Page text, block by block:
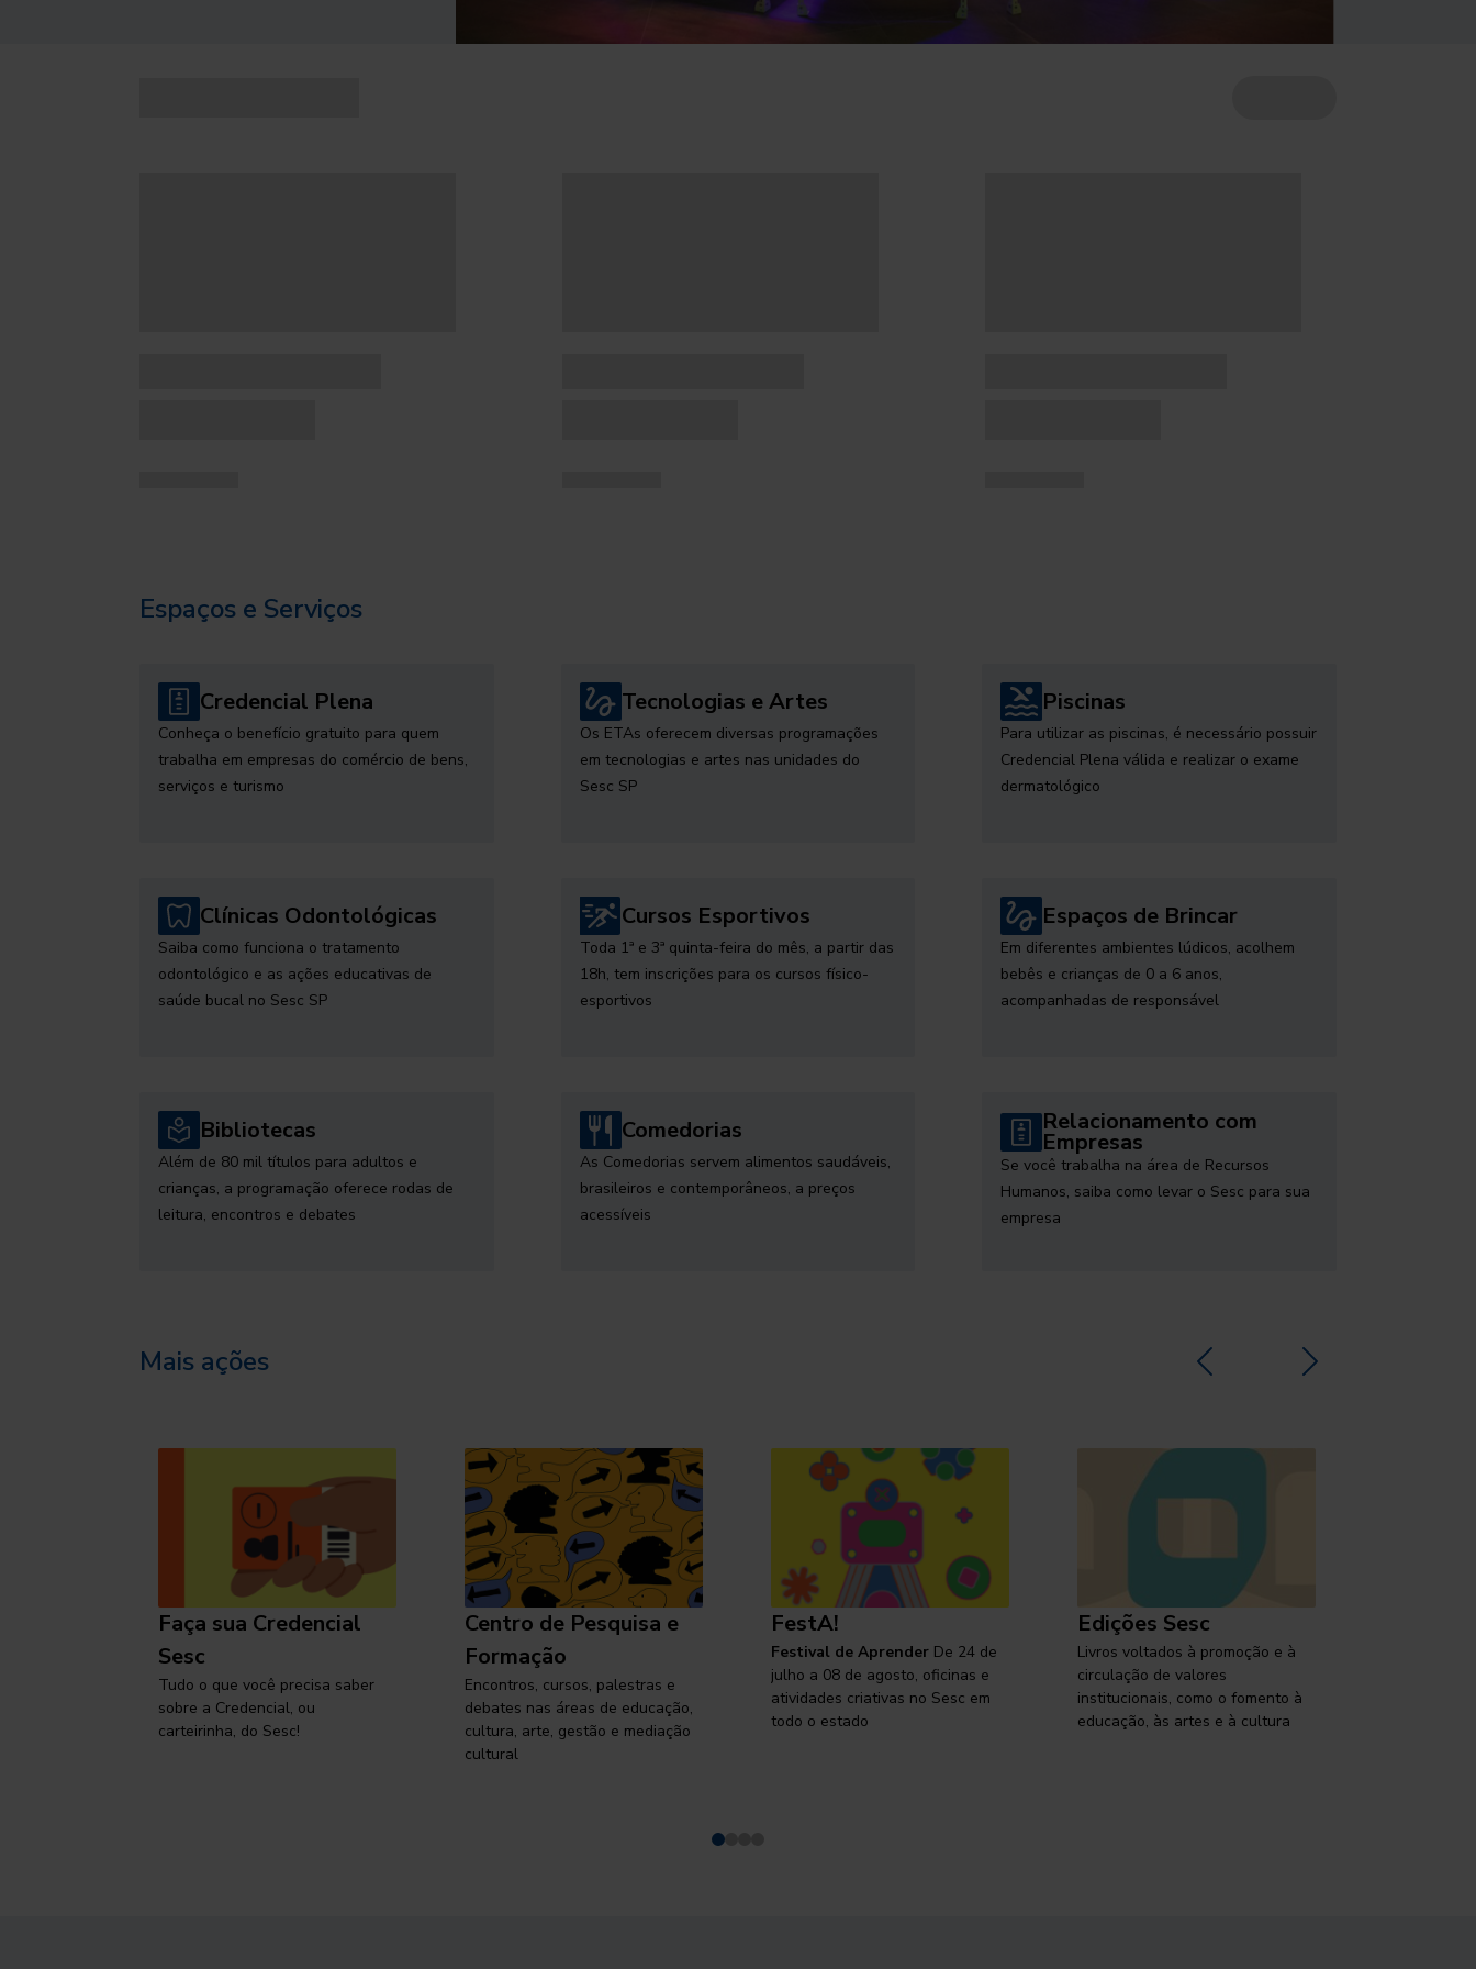
Espaços e Serviços
Credencial Plena
Conheça o benefício gratuito para quem
trabalha em empresas do comércio de bens,
serviços e turismo
Tecnologias e Artes
Os ETAs oferecem diversas programações
em tecnologias e artes nas unidades do
Sesc SP
Piscinas
Para utilizar as piscinas, é necessário possuir
Credencial Plena válida e realizar o exame
dermatológico
Clínicas Odontológicas
Saiba como funciona o tratamento
odontológico e as ações educativas de
saúde bucal no Sesc SP
Cursos Esportivos
Toda 1ª e 3ª quinta-feira do mês, a partir das
18h, tem inscrições para os cursos físico-
esportivos
Espaços de Brincar
Em diferentes ambientes lúdicos, acolhem
bebês e crianças de 0 a 6 anos,
acompanhadas de responsável
Bibliotecas
Além de 80 mil títulos para adultos e
crianças, a programação oferece rodas de
leitura, encontros e debates
Comedorias
As Comedorias servem alimentos saudáveis,
brasileiros e contemporâneos, a preços
acessíveis
Relacionamento com
Empresas
Se você trabalha na área de Recursos
Humanos, saiba como levar o Sesc para sua
empresa
Mais ações
Faça sua Credencial
Sesc
Tudo o que você precisa saber
sobre a Credencial, ou
carteirinha, do Sesc!
Centro de Pesquisa e
Formação
Encontros, cursos, palestras e
debates nas áreas de educação,
cultura, arte, gestão e mediação
cultural
FestA!
Festival de Aprender De 24 de
julho a 08 de agosto, oficinas e
atividades criativas no Sesc em
todo o estado
Edições Sesc
Livros voltados à promoção e à
circulação de valores
institucionais, como o fomento à
educação, às artes e à cultura